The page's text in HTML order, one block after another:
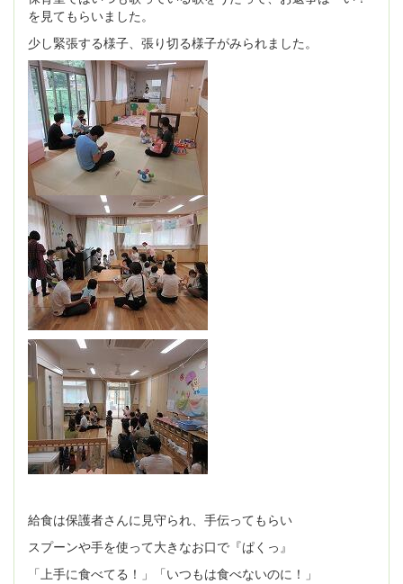
を見てもらいました。
少し緊張する様子、張り切る様子がみられました。
給食は保護者さんに見守られ、手伝ってもらい
スプーンや手を使って大きなお口で『ぱくっ』
「上手に食べてる！」「いつもは食べないのに！」